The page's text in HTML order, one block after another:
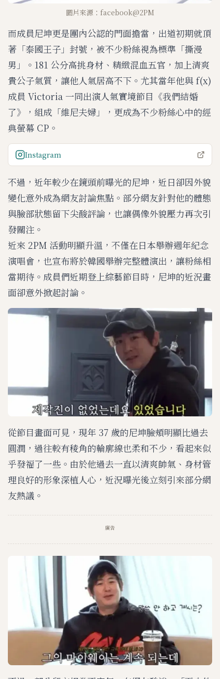
圖片來源：facebook@2PM
而成員尼坤更是團內公認的門面擔當，出道初期就頂
著「泰國王子」封號，被不少粉絲視為標準「撕漫
男」。181 公分高挑身材、精緻混血五官，加上清爽
貴公子氣質，讓他人氣居高不下。尤其當年他與 f(x)
成員 Victoria 一同出演人氣實境節目《我們結婚
了》，組成「維尼夫婦」，更成為不少粉絲心中的經
典螢幕 CP。
Instagram
不過，近年較少在鏡頭前曝光的尼坤，近日卻因外貌
變化意外成為網友討論焦點。部分網友針對他的體態
與臉部狀態留下尖酸評論，也讓偶像外貌壓力再次引
發關注。
近來 2PM 活動明顯升溫，不僅在日本舉辦週年紀念
演唱會，也宣布將於韓國舉辦完整體演出，讓粉絲相
當期待。成員們近期登上綜藝節目時，尼坤的近況畫
面卻意外掀起討論。
從節目畫面可見，現年 37 歲的尼坤臉頰明顯比過去
圓潤，過往較有稜角的輪廓線也柔和不少，看起來似
乎發福了一些。由於他過去一直以清爽帥氣、身材管
理良好的形象深植人心，近況曝光後立刻引來部分網
友熱議。
廣告